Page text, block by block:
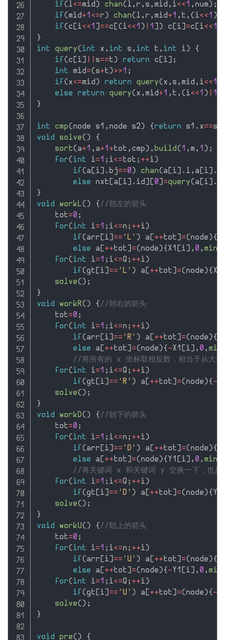
if ( l<=mid ) chan( l , r , s , mid , i<<1 , num ) ;
if ( mid +1 <=r ) chan( l , r , mid +1 , t , ( i<<1 )
if ( c i<<1 ==c ( i<<1 ) 1 ) c i =c i<<1
}
int
query( int x , int s , int t , int i )
{
if ( c i s==t ) return c i
;
int mid =( s+t )>>1 ;
if ( x<=mid ) return query( x , s , mid , i<<1
else
return query( x , mid +1 , t , ( i<<1 ) 1
}
int cmp( node s1 , node s2 ) { return s1 . x==s2
void
solve( )
{
sort( a+1 , a+1 +tot , cmp ) , build ( 1 , m , 1 ) ;
for( int i=1 ; i<=tot ; ++i )
if ( a i . bj==0 ) chan( a i . l , a i .
else nxt a i . id 0 =query( a i .
}
void
workL( ) { //朝左的箭头
    tot
=0 ;
for( int i=1 ; i<=n ; ++i )
if ( arr i == 'L' ) a ++tot =( node ){
else a ++tot =( node ){ X1 i , 0 , min
for( int i=1 ; i<=Q ; ++i )
if ( gt i == 'L' ) a ++tot =( node ){ X0
solve( ) ;
}
void
workR( ) { //朝右的箭头
    tot
=0 ;
for( int i=1 ; i<=n ; ++i )
if ( arr i == 'R' ) a ++tot =( node ){
else a ++tot =( node ){ -X1 i , 0 , min
//将所有的 x 坐标取相反数，相当于从大到
for( int i=1 ; i<=Q ; ++i )
if ( gt i == 'R' ) a ++tot =( node ){ -
solve( ) ;
}
void
workD( ) { //朝下的箭头
    tot
=0 ;
for( int i=1 ; i<=n ; ++i )
if ( arr i == 'D' ) a ++tot =( node ){
else a ++tot =( node ){ Y1 i , 0 , min
//将关键词 x 和关键词 y 交换一下，也是
for( int i=1 ; i<=Q ; ++i )
if ( gt i == 'D' ) a ++tot =( node ){ Y0
solve( ) ;
}
void
workU( ) { //朝上的箭头
    tot
=0 ;
for( int i=1 ; i<=n ; ++i )
if ( arr i == 'U' ) a ++tot =( node ){
else a ++tot =( node ){ - Y1 i , 0 , min
for( int i=1 ; i<=Q ; ++i )
if ( gt i == 'U' ) a ++tot =( node ){ -
solve( ) ;
}
void pre( ) {